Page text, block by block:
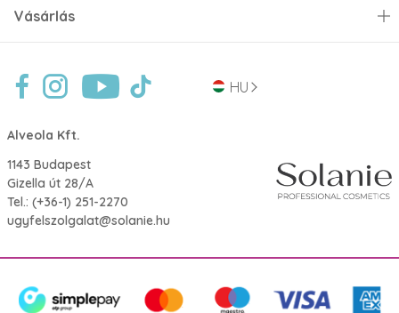
HU
Alveola Kft.
1143 Budapest
Gizella út 28/A
Tel.: (+36-1) 251-2270
ugyfelszolgalat@solanie.hu
Vásárlás